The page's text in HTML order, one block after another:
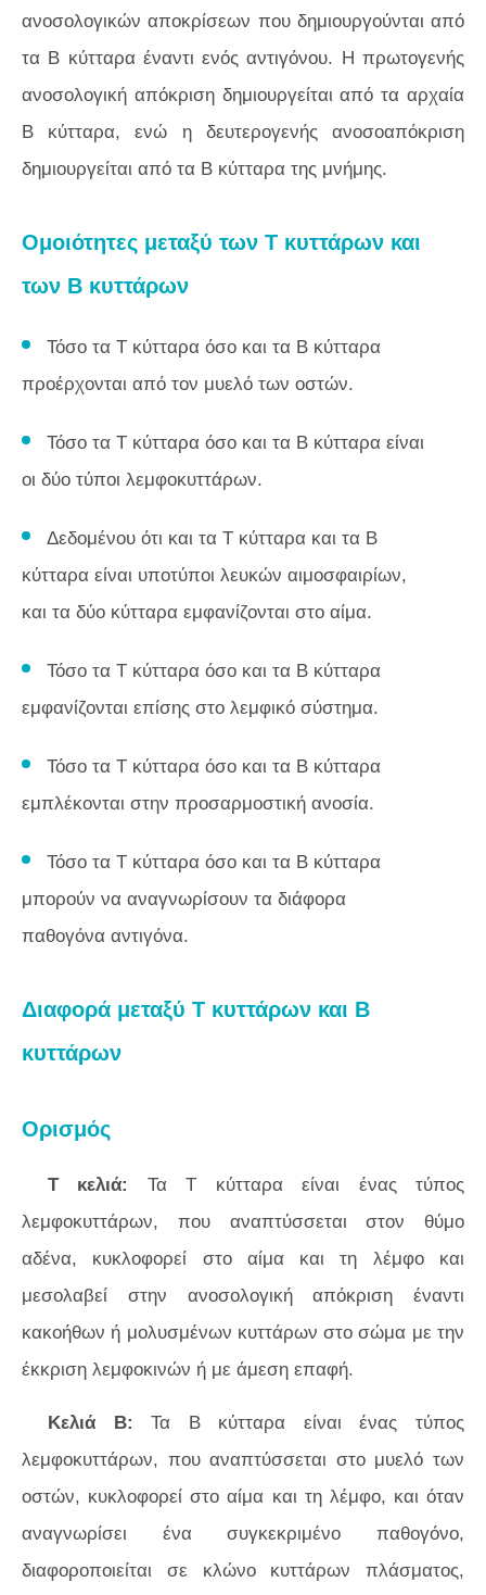
ανοσολογικών αποκρίσεων που δημιουργούνται από
τα Β κύτταρα έναντι ενός αντιγόνου. Η πρωτογενής
ανοσολογική απόκριση δημιουργείται από τα αρχαία
Β κύτταρα, ενώ η δευτερογενής ανοσοαπόκριση
δημιουργείται από τα Β κύτταρα της μνήμης.
Ομοιότητες μεταξύ των Τ κυττάρων και
των Β κυττάρων
Τόσο τα Τ κύτταρα όσο και τα Β κύτταρα
προέρχονται από τον μυελό των οστών.
Τόσο τα Τ κύτταρα όσο και τα Β κύτταρα είναι
οι δύο τύποι λεμφοκυττάρων.
Δεδομένου ότι και τα Τ κύτταρα και τα Β
κύτταρα είναι υποτύποι λευκών αιμοσφαιρίων,
και τα δύο κύτταρα εμφανίζονται στο αίμα.
Τόσο τα Τ κύτταρα όσο και τα Β κύτταρα
εμφανίζονται επίσης στο λεμφικό σύστημα.
Τόσο τα Τ κύτταρα όσο και τα Β κύτταρα
εμπλέκονται στην προσαρμοστική ανοσία.
Τόσο τα Τ κύτταρα όσο και τα Β κύτταρα
μπορούν να αναγνωρίσουν τα διάφορα
παθογόνα αντιγόνα.
Διαφορά μεταξύ Τ κυττάρων και Β
κυττάρων
Ορισμός
Τ κελιά:
Τα Τ κύτταρα είναι ένας τύπος
λεμφοκυττάρων, που αναπτύσσεται στον θύμο
αδένα, κυκλοφορεί στο αίμα και τη λέμφο και
μεσολαβεί στην ανοσολογική απόκριση έναντι
κακοήθων ή μολυσμένων κυττάρων στο σώμα με την
έκκριση λεμφοκινών ή με άμεση επαφή.
Κελιά Β: Τα Β κύτταρα είναι ένας τύπος
λεμφοκυττάρων, που αναπτύσσεται στο μυελό των
οστών, κυκλοφορεί στο αίμα και τη λέμφο, και όταν
αναγνωρίσει ένα συγκεκριμένο παθογόνο,
διαφοροποιείται σε κλώνο κυττάρων πλάσματος,